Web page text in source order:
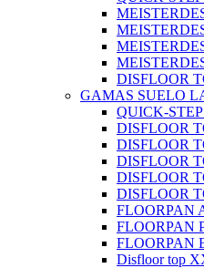
DISFLOOR
GAMAS SUELO
QUICK-
DISFLOOR
DISFLOOR
DISFLOOR
DISFLOOR
DISFLOOR
FLOORPAN
FLOORPAN
FLOORPAN
Disfloor top